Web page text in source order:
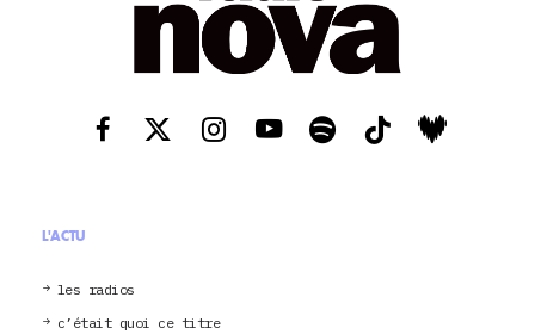
L'ACTU
les radios
c’était quoi ce titre